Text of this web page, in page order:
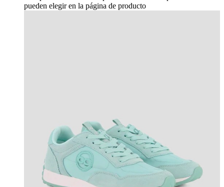
pueden elegir en la página de producto